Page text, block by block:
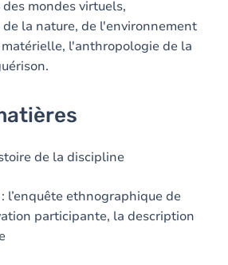
mondes virtuels,
la nature, de l'environnement
l'anthropologie de la
de la discipline
l’enquête ethnographique de
participante, la description